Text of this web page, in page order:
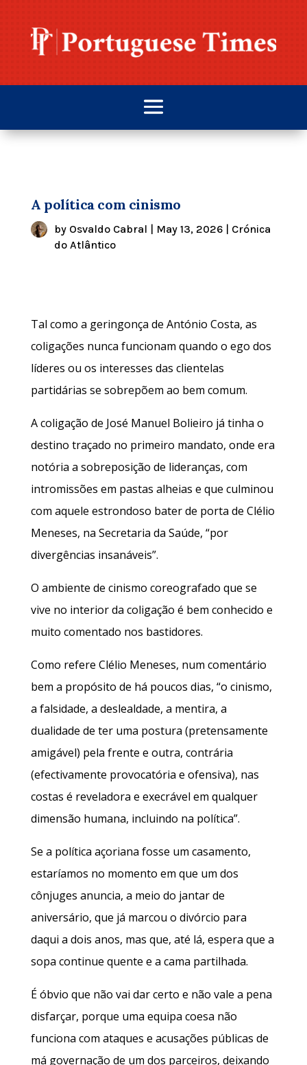
A política com cinismo
by Osvaldo Cabral | May 13, 2026| Crónica
do Atlântico
Tal como a geringonça de António Costa, as
coligações nunca funcionam quando o ego dos
líderes ou os interesses das clientelas
partidárias se sobrepõem ao bem comum.
A coligação de José Manuel Bolieiro já tinha o
destino traçado no primeiro mandato, onde era
notória a sobreposição de lideranças, com
intromissões em pastas alheias e que culminou
com aquele estrondoso bater de porta de Clélio
Meneses, na Secretaria da Saúde, “por
divergências insanáveis”.
O ambiente de cinismo coreografado que se
vive no interior da coligação é bem conhecido e
muito comentado nos bastidores.
Como refere Clélio Meneses, num comentário
bem a propósito de há poucos dias, “o cinismo,
a falsidade, a deslealdade, a mentira, a
dualidade de ter uma postura (pretensamente
amigável) pela frente e outra, contrária
(efectivamente provocatória e ofensiva), nas
costas é reveladora e execrável em qualquer
dimensão humana, incluindo na política”.
Se a política açoriana fosse um casamento,
estaríamos no momento em que um dos
cônjuges anuncia, a meio do jantar de
aniversário, que já marcou o divórcio para
daqui a dois anos, mas que, até lá, espera que a
sopa continue quente e a cama partilhada.
É óbvio que não vai dar certo e não vale a pena
disfarçar, porque uma equipa coesa não
funciona com ataques e acusações públicas de
má governação de um dos parceiros, deixando